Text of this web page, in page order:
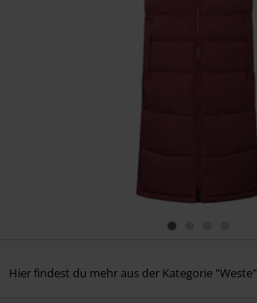
Hier findest du mehr aus der Kategorie "Weste"